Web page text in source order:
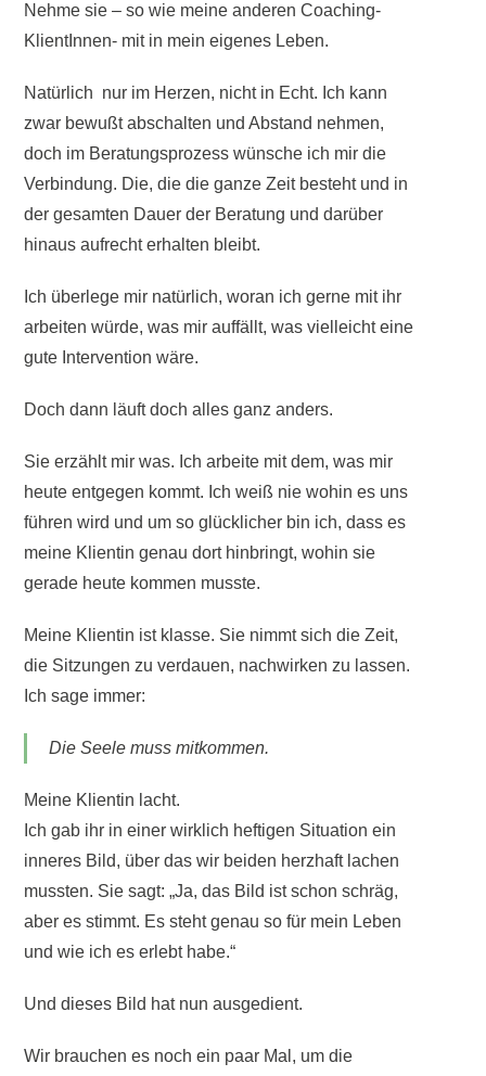
Nehme sie – so wie meine anderen Coaching-
KlientInnen- mit in mein eigenes Leben.
Natürlich nur im Herzen, nicht in Echt. Ich kann
zwar bewußt abschalten und Abstand nehmen,
doch im Beratungsprozess wünsche ich mir die
Verbindung. Die, die die ganze Zeit besteht und in
der gesamten Dauer der Beratung und darüber
hinaus aufrecht erhalten bleibt.
Ich überlege mir natürlich, woran ich gerne mit ihr
arbeiten würde, was mir auffällt, was vielleicht eine
gute Intervention wäre.
Doch dann läuft doch alles ganz anders.
Sie erzählt mir was. Ich arbeite mit dem, was mir
heute entgegen kommt. Ich weiß nie wohin es uns
führen wird und um so glücklicher bin ich, dass es
meine Klientin genau dort hinbringt, wohin sie
gerade heute kommen musste.
Meine Klientin ist klasse. Sie nimmt sich die Zeit,
die Sitzungen zu verdauen, nachwirken zu lassen.
Ich sage immer:
Die Seele muss mitkommen.
Meine Klientin lacht.
Ich gab ihr in einer wirklich heftigen Situation ein
inneres Bild, über das wir beiden herzhaft lachen
mussten. Sie sagt: „Ja, das Bild ist schon schräg,
aber es stimmt. Es steht genau so für mein Leben
und wie ich es erlebt habe.“
Und dieses Bild hat nun ausgedient.
Wir brauchen es noch ein paar Mal, um die